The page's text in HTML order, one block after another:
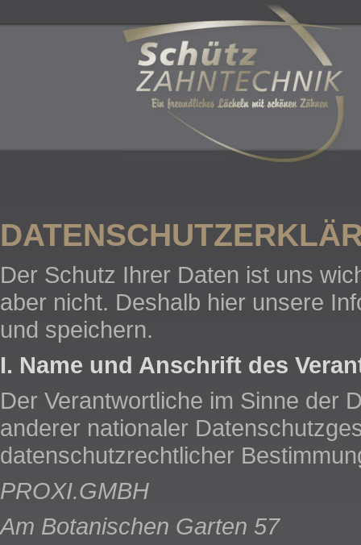
Der Schutz Ihrer Daten ist uns
aber nicht. Deshalb hier unsere
und speichern.
I. Name und Anschrift des
Der Verantwortliche im Sinne der
anderer nationaler
datenschutzrechtlicher
PROXI.GMBH
Am Botanischen Garten 57